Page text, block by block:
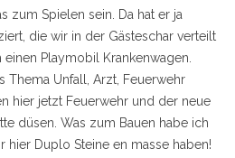
zum Spielen sein. Da hat er ja
die wir in der Gästeschar verteilt
einen Playmobil Krankenwagen.
Thema Unfall, Arzt, Feuerwehr
hier jetzt Feuerwehr und der neue
düsen. Was zum Bauen habe ich
hier Duplo Steine en masse haben!